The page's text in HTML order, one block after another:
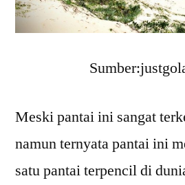
Meski pantai ini sangat
namun ternyata pantai ini
satu pantai terpencil di